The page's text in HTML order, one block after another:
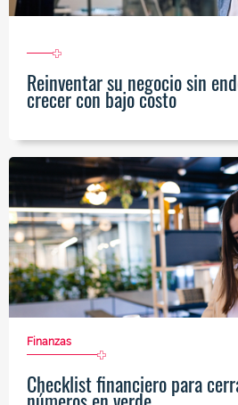
Reinventar su negocio sin
crecer con bajo costo
Finanzas
Checklist financiero para